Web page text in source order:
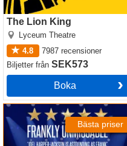
The Lion King
Lyceum Theatre
4.8
7987 recensioner
Biljetter från SEK573
Boka
Bästa priser
Sinatra the Musical